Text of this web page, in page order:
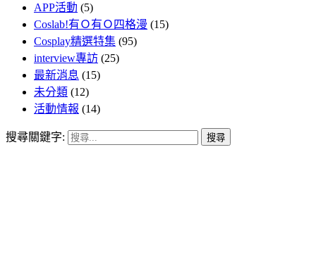
APP活動 (5)
Coslab!有Ｏ有Ｏ四格漫 (15)
Cosplay精選特集 (95)
interview專訪 (25)
最新消息 (15)
未分類 (12)
活動情報 (14)
搜尋關鍵字: